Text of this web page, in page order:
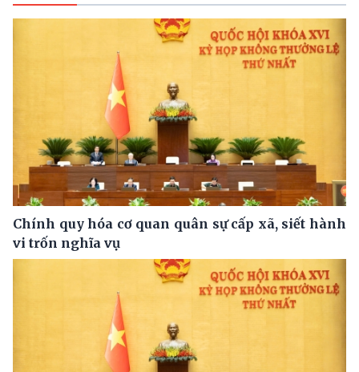
Chính quy hóa cơ quan quân sự cấp xã, siết hành
vi trốn nghĩa vụ